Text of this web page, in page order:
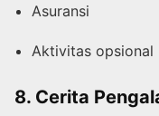
Asuransi
Aktivitas opsional
8. Cerita